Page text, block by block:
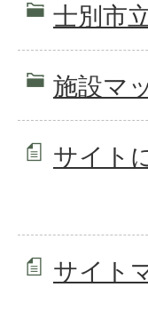
士別市
施設マ
サイト
サイト